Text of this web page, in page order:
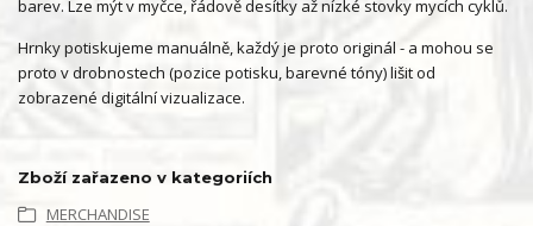
barev. Lze mýt v myčce, řádově desítky až nízké stovky mycích cyklů.
Hrnky potiskujeme manuálně, každý je proto originál - a mohou se
proto v drobnostech (pozice potisku, barevné tóny) lišit od
zobrazené digitální vizualizace.
Zboží zařazeno v kategoriích
MERCHANDISE